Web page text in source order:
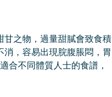
甘之物，過量甜膩會致食積
，容易出現脘腹脹悶，胃
合不同體質人士的食譜，